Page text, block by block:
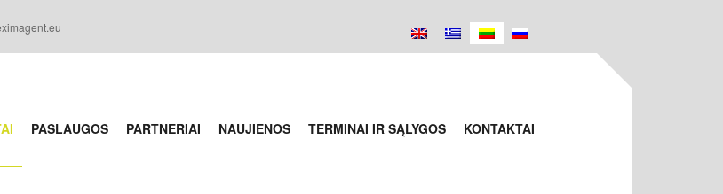
PASLAUGOS PARTNERIAI NAUJIENOS TERMINAI IR SĄLYGOS KONTAKTAI